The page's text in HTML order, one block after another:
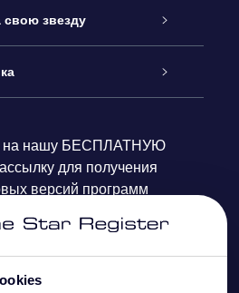
Star Gift
OSR
OSR
свою звезду
страница Star Page
на нашу БЕСПЛАТНУЮ
для получения
версий программ